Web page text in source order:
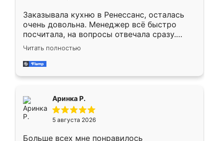
Заказывала кухню в Ренессанс, осталась
очень довольна. Менеджер всё быстро
посчитала, на вопросы отвечала сразу.
Замерщик приехал в субботу, подошёл к
делу со всей ответственностью. Собрали
за день, ребята работали аккуратно, даже
Читать полностью
Аринка Р.
5 августа 2026
Больше всех мне понравилось